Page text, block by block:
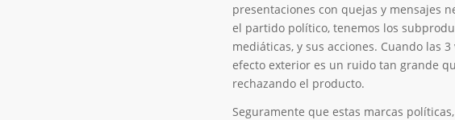
presentaciones con quejas y mensajes
el partido político, tenemos los
mediáticas, y sus acciones. Cuando las
efecto exterior es un ruido tan grande
rechazando el producto.
Seguramente que estas marcas